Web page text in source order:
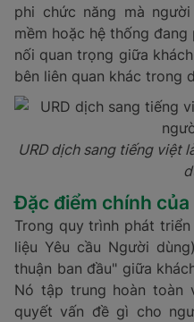
phi chức năng mà
mềm hoặc hệ thống
nối quan trọng giữa
bên liên quan khác trong
URD dịch sang tiếng việt
Đặc điểm chính của
Trong quy trình phát
liệu Yêu cầu Người
thuận ban đầu" giữa
Nó tập trung hoàn toàn
quyết vấn đề gì cho